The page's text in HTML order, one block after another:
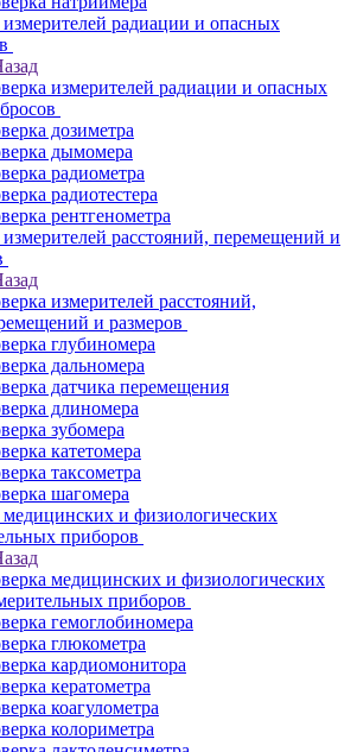
радиации и опасных
измерителей радиации и опасных
дозиметра
дымомера
радиометра
радиотестера
рентгенометра
расстояний, перемещений и
измерителей расстояний,
и размеров
глубиномера
дальномера
датчика перемещения
длиномера
зубомера
катетомера
таксометра
шагомера
и физиологических
приборов
медицинских и физиологических
приборов
гемоглобиномера
глюкометра
кардиомонитора
кератометра
коагулометра
колориметра